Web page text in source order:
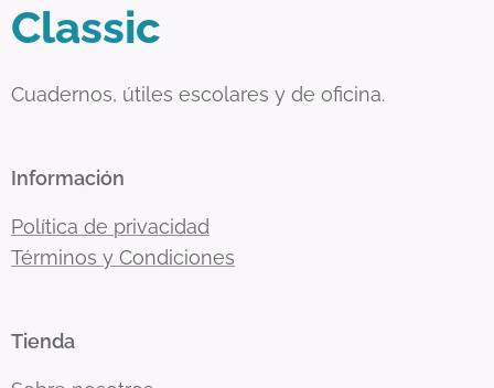
Classic
Cuadernos, útiles escolares y de oficina.
Información
Política de privacidad
Términos y Condiciones
Tienda